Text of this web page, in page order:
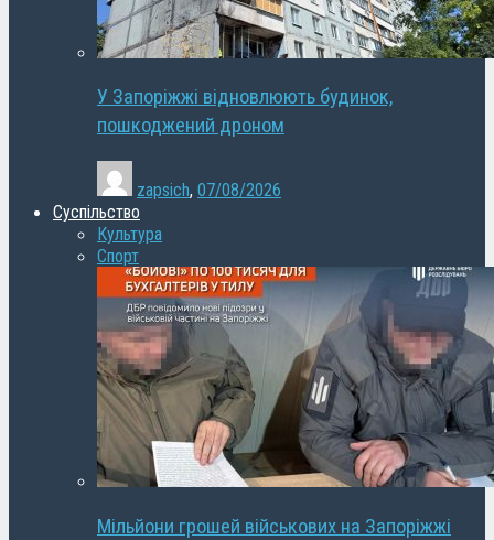
У Запоріжжі відновлюють будинок,
пошкоджений дроном
zapsich, 07/08/2026
Суспільство
Культура
Спорт
Мільйони грошей військових на Запоріжжі